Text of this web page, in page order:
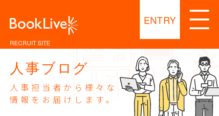
RECRUIT SITE
ENTRY
人事ブログ
人事担当者から様々な
情報をお届けします。